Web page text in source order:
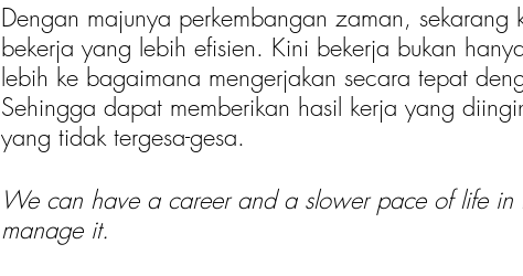
Dengan majunya perkembangan zaman, sekarang
bekerja yang lebih efisien. Kini bekerja bukan
lebih ke bagaimana mengerjakan secara tepat
Sehingga dapat memberikan hasil kerja yang
yang tidak tergesa-gesa.
We can have a career and a slower pace of life
manage it.